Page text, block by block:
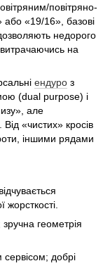
повітряно-
«19/16», базові
недорого
витрачаючись на
ендуро з
(dual purpose) і
але
«чистих» кросів
іншими рядами
геометрія
добрі